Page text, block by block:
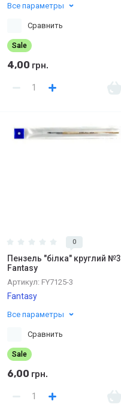
Все параметры
Сравнить
Sale
4,00 грн.
0
Пензель "білка" круглий №3
Fantasy
Артикул: FY7125-3
Fantasy
Все параметры
Сравнить
Sale
6,00 грн.